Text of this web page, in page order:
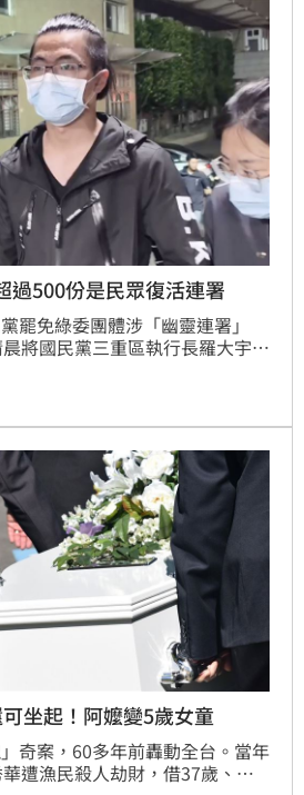
500份是民眾復活連署
罷免綠委團體涉「幽靈連署」
將國民黨三重區執行長羅大宇、
部書記蔡甘子及志工應大華等一
止出境、出海及限制住居。據了
超過500份是已過世的民眾「復
用名冊抄錄。
坐起！阿嬤變5歲女童
奇案，60多年前轟動全台。當年
遭漁民殺人劫財，借37歲、陽